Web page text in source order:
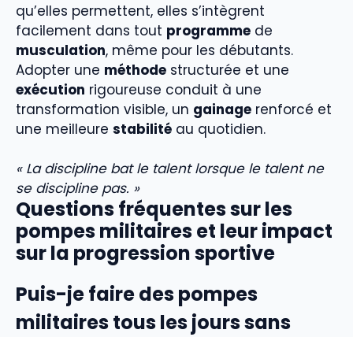
qu’elles permettent, elles s’intègrent
facilement dans tout programme de
musculation, même pour les débutants.
Adopter une méthode structurée et une
exécution rigoureuse conduit à une
transformation visible, un gainage renforcé et
une meilleure stabilité au quotidien.
« La discipline bat le talent lorsque le talent ne
se discipline pas. »
Questions fréquentes sur les
pompes militaires et leur impact
sur la progression sportive
Puis-je faire des pompes
militaires tous les jours sans